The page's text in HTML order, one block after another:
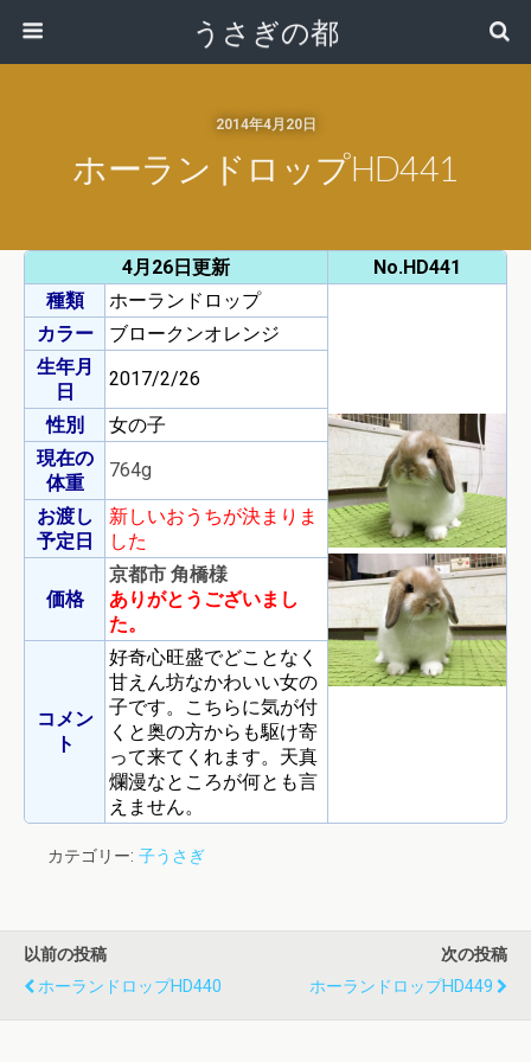
うさぎの都
2014年4月20日
ホーランドロップHD441
4月26日更新
No.HD441
種類
ホーランドロップ
カラー
ブロークンオレンジ
生年月
日
2017/2/26
性別
女の子
現在の
体重
764g
お渡し
予定日
新しいおうちが決まりま
した
価格
京都市 角橋様
ありがとうございまし
た。
コメン
ト
好奇心旺盛でどことなく
甘えん坊なかわいい女の
子です。こちらに気が付
くと奥の方からも駆け寄
って来てくれます。天真
爛漫なところが何とも言
えません。
カテゴリー: 子うさぎ
以前の投稿
ホーランドロップHD440
次の投稿
ホーランドロップHD449